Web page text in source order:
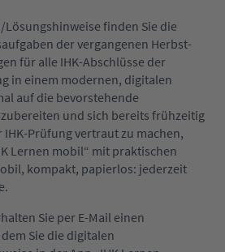
Lösungshinweise finden Sie die
der vergangenen Herbst-
für alle IHK-Abschlüsse der
in einem modernen, digitalen
auf die bevorstehende
und sich bereits frühzeitig
Prüfung vertraut zu machen,
Lernen mobil“ mit praktischen
kompakt, papierlos: jederzeit
Sie per E-Mail einen
Sie die digitalen